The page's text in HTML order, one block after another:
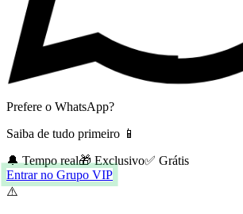
Prefere o WhatsApp?
Saiba de tudo primeiro 📱
🔔 Tempo real🎁 Exclusivo✅ Grátis
Entrar no Grupo VIP
⚠️